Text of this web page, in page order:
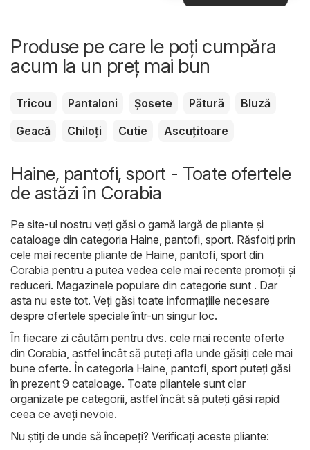
Produse pe care le poți cumpăra
acum la un preț mai bun
Tricou Pantaloni Șosete Pătură
Bluză
Geacă
Chiloți Cutie Ascuțitoare
Haine, pantofi, sport - Toate ofertele
de astăzi în Corabia
Pe site-ul nostru veți găsi o gamă largă de pliante și
cataloage din categoria Haine, pantofi, sport. Răsfoiți prin
cele mai recente pliante de Haine, pantofi, sport din
Corabia pentru a putea vedea cele mai recente promoții și
reduceri. Magazinele populare din categorie sunt . Dar
asta nu este tot. Veți găsi toate informațiile necesare
despre ofertele speciale într-un singur loc.
În fiecare zi căutăm pentru dvs. cele mai recente oferte
din Corabia, astfel încât să puteți afla unde găsiți cele mai
bune oferte. În categoria Haine, pantofi, sport puteți găsi
în prezent 9 cataloage. Toate pliantele sunt clar
organizate pe categorii, astfel încât să puteți găsi rapid
ceea ce aveți nevoie.
Nu știți de unde să începeți? Verificați aceste pliante: